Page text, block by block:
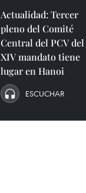
Actualidad: Tercer
pleno del Comité
Central del PCV del
XIV mandato tiene
lugar en Hanoi
ESCUCHAR